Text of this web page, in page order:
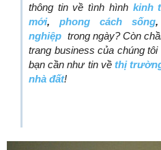
thông tin về tình hình kinh
mới, phong cách sống
nghiệp trong ngày? Còn
trang business của chúng
bạn cần như tin về thị
nhà đất!